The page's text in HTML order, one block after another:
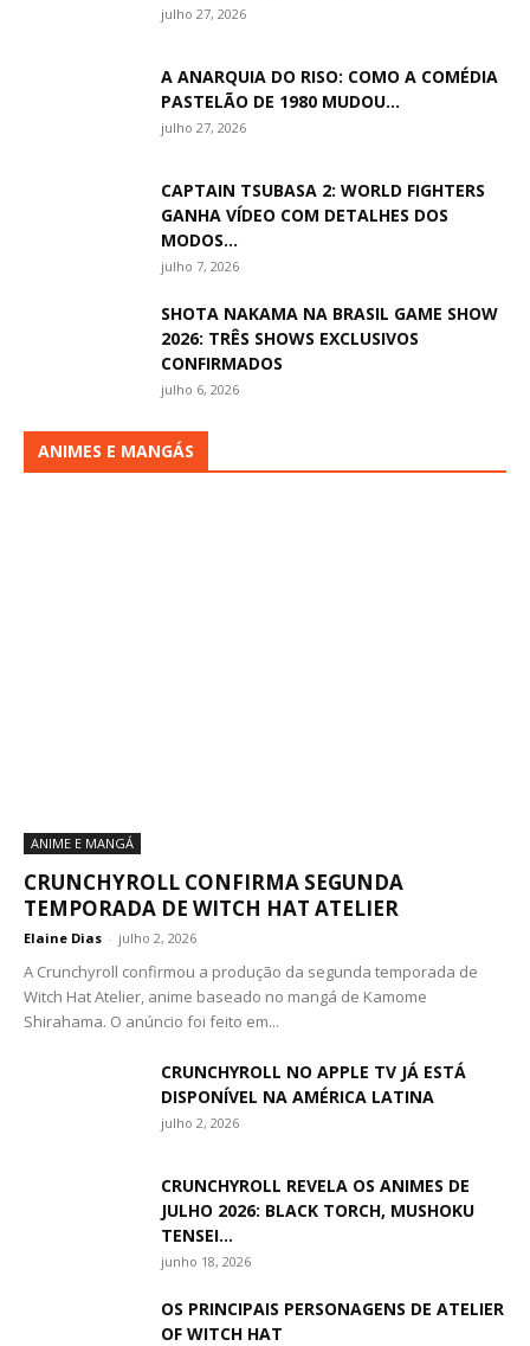
julho 27, 2026
A ANARQUIA DO RISO: COMO A COMÉDIA
PASTELÃO DE 1980 MUDOU...
julho 27, 2026
CAPTAIN TSUBASA 2: WORLD FIGHTERS
GANHA VÍDEO COM DETALHES DOS
MODOS...
julho 7, 2026
SHOTA NAKAMA NA BRASIL GAME SHOW
2026: TRÊS SHOWS EXCLUSIVOS
CONFIRMADOS
julho 6, 2026
ANIMES E MANGÁS
ANIME E MANGÁ
CRUNCHYROLL CONFIRMA SEGUNDA
TEMPORADA DE WITCH HAT ATELIER
Elaine Dias - julho 2, 2026
A Crunchyroll confirmou a produção da segunda temporada de
Witch Hat Atelier, anime baseado no mangá de Kamome
Shirahama. O anúncio foi feito em...
CRUNCHYROLL NO APPLE TV JÁ ESTÁ
DISPONÍVEL NA AMÉRICA LATINA
julho 2, 2026
CRUNCHYROLL REVELA OS ANIMES DE
JULHO 2026: BLACK TORCH, MUSHOKU
TENSEI...
junho 18, 2026
OS PRINCIPAIS PERSONAGENS DE ATELIER
OF WITCH HAT